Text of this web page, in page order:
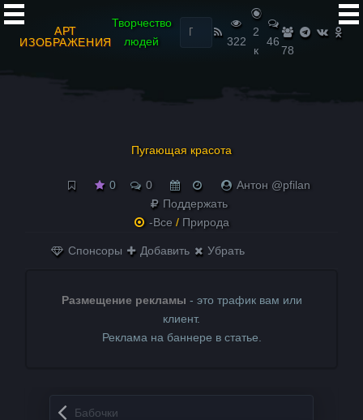
АРТ
ИЗОБРАЖЕНИЯ
Творчество
людей
Найти:
322
2
к
46
78
Пугающая красота
0 0
Антон @pfilan
Поддержать
-Все / Природа
Спонсоры Добавить Убрать
Размещение рекламы - это трафик вам или
клиент.
Реклама на баннере в статье.
Запись навигация
Бабочки